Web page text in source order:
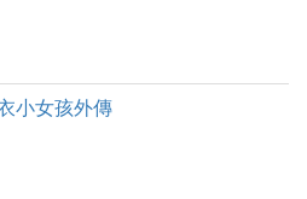
小女孩外傳